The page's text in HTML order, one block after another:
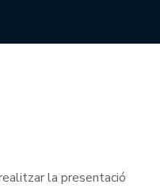
la presentació